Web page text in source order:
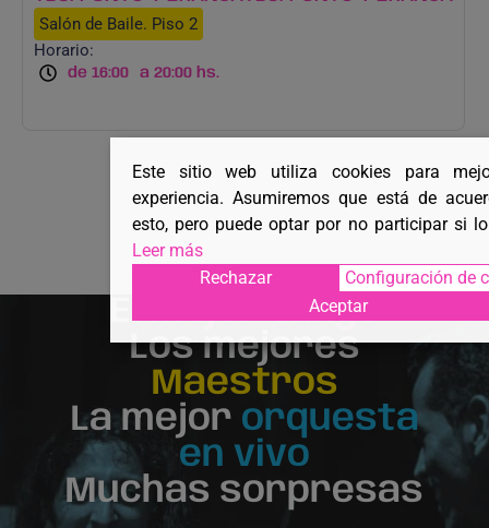
Salón de Baile. Piso 2
Horario:
de 16:00 a 20:00 hs.
Elmejor tango
Los mejores
Maestros
La mejor orquesta
en vivo
Muchas sorpresas
Este sitio web utiliza cookies para
experiencia. Asumiremos que está de
esto, pero puede optar por no participar si
Leer más
Rechazar
Configuración de
Aceptar